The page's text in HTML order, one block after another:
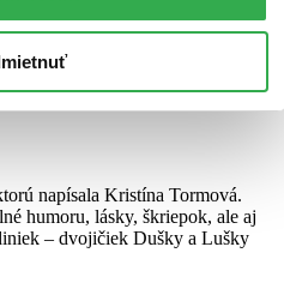
napísala Kristína Tormová.
humoru, lásky, škriepok, ale aj
– dvojičiek Dušky a Lušky